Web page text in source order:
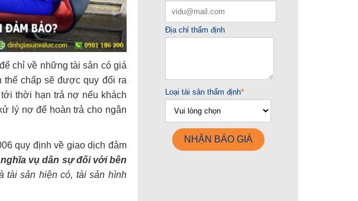
chỉ về những tài sản có giá
thế chấp sẽ được quy đổi ra
thời hạn trả nợ nếu khách
lý nợ để hoàn trả cho ngân
quy định về giao dịch đảm
vụ dân sự đối với bên
tài sản hiện có, tài sản hình